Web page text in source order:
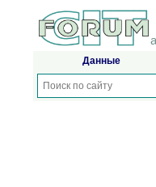
Данные